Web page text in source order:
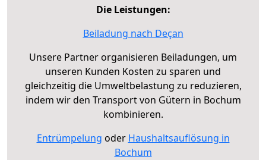
Die Leistungen:
Beiladung nach Deçan
Unsere Partner organisieren Beiladungen, um
unseren Kunden Kosten zu sparen und
gleichzeitig die Umweltbelastung zu reduzieren,
indem wir den Transport von Gütern in Bochum
kombinieren.
Entrümpelung oder Haushaltsauflösung in
Bochum